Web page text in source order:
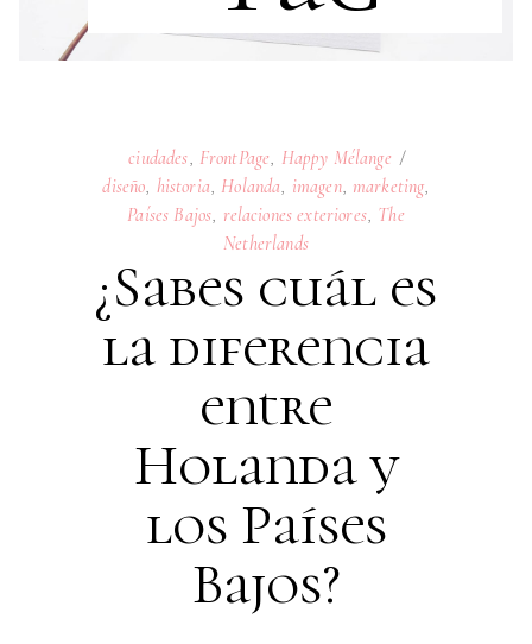
ciudades FrontPage Happy Mélange
diseño historia Holanda imagen, marketing
Países Bajos relaciones exteriores, The
Netherlands
¿Sabes cuál es
la diferencia
entre
Holanda y
los Países
Bajos?